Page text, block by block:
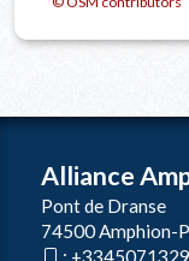
Alliance
Pont de Dranse
74500 Amphion-
: